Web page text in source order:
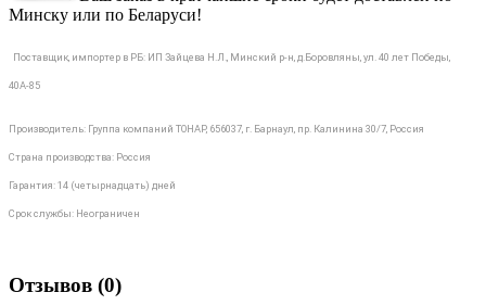
Минску или по Беларуси!
Поставщик, импортер в РБ: ИП Зайцева Н.Л., Минский р-н, д.Боровляны, ул. 40 лет Победы,
40А-85
Производитель: Группа компаний ТОНАР, 656037, г. Барнаул, пр. Калинина 30/7, Россия
Страна производства: Россия
Гарантия: 14 (четырнадцать) дней
Срок службы: Неограничен
Отзывов (0)